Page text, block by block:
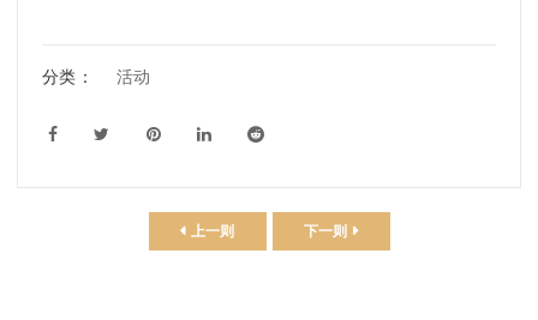
分类： 活动
上一则 下一则